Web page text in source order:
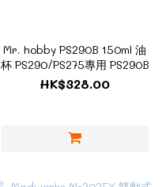
Mr. hobby PS290B 150ml 油
杯 PS290/PS275專用 PS290B
HK$328.00